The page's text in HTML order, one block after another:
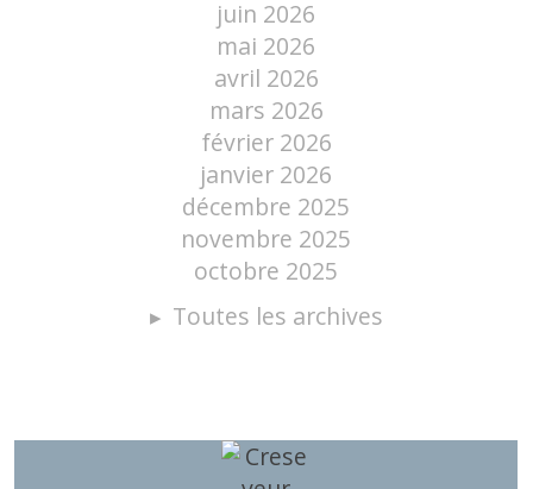
juin 2026
mai 2026
avril 2026
mars 2026
février 2026
janvier 2026
décembre 2025
novembre 2025
octobre 2025
Toutes les archives